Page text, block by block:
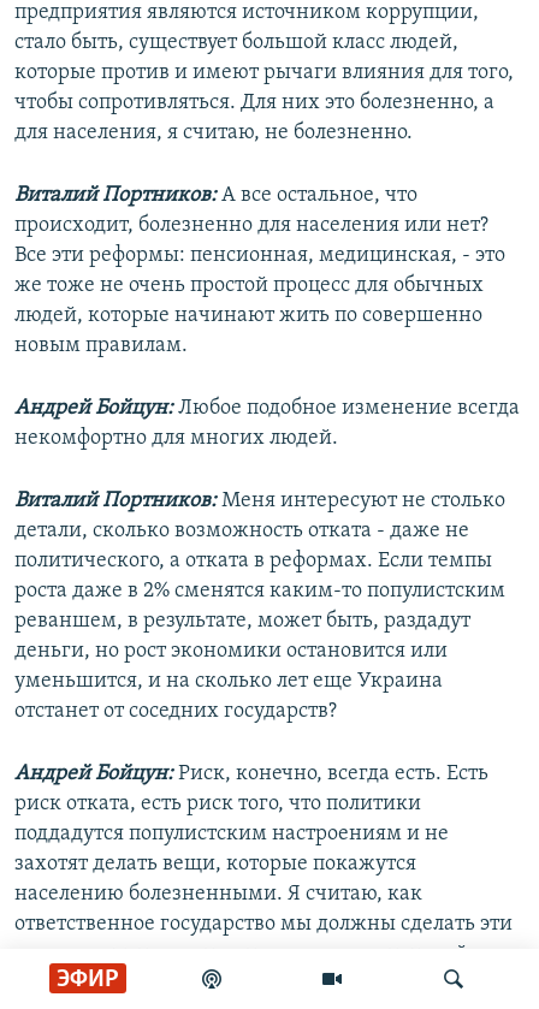
ЭФИР
предприятия являются источником коррупции,
стало быть, существует большой класс людей,
которые против и имеют рычаги влияния для того,
чтобы сопротивляться. Для них это болезненно, а
для населения, я считаю, не болезненно.
Виталий Портников:А все остальное, что
происходит, болезненно для населения или нет?
Все эти реформы: пенсионная, медицинская, - это
же тоже не очень простой процесс для обычных
людей, которые начинают жить по совершенно
новым правилам.
Андрей Бойцун:Любое подобное изменение всегда
некомфортно для многих людей.
Виталий Портников:Меня интересуют не столько
детали, сколько возможность отката - даже не
политического, а отката в реформах. Если темпы
роста даже в 2% сменятся каким-то популистским
реваншем, в результате, может быть, раздадут
деньги, но рост экономики остановится или
уменьшится, и на сколько лет еще Украина
отстанет от соседних государств?
Андрей Бойцун:Риск, конечно, всегда есть. Есть
риск отката, есть риск того, что политики
поддадутся популистским настроениям и не
захотят делать вещи, которые покажутся
населению болезненными. Я считаю, как
ответственное государство мы должны сделать эти
вещи, несмотря на то, что они в значительной
степени будут болезненными, и сделать их